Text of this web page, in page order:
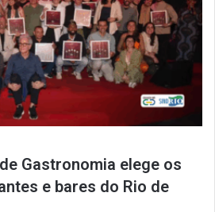
Gastronomia elege os
e bares do Rio de